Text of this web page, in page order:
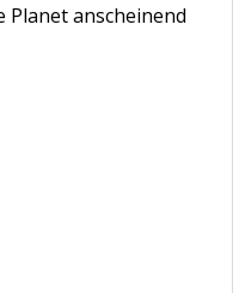
anscheinend